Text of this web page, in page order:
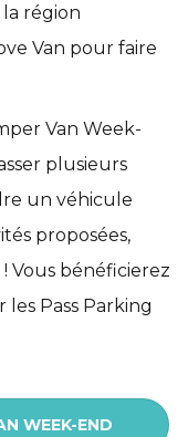
région
Van pour faire
Van Week-
plusieurs
un véhicule
proposées,
Vous bénéficierez
Pass Parking
WEEK-END